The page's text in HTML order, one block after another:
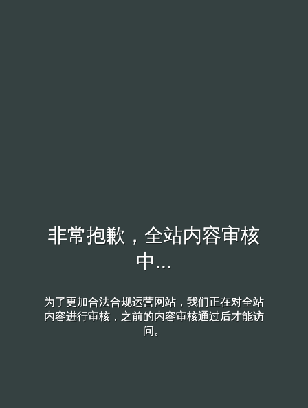
非常抱歉，全站内容审核
中...
为了更加合法合规运营网站，我们正在对全站
内容进行审核，之前的内容审核通过后才能访
问。
非常抱歉，全站内容审核
中...
为了更加合法合规运营网站，我们正在对全站
内容进行审核，之前的内容审核通过后才能访
问。